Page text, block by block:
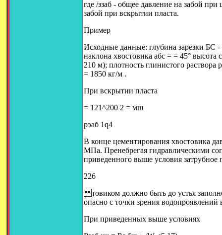
где /ззаб - общее давление на забой
забой при вскрытии пласта.
Пример
Исходные данные: глубина зарезки БС
наклона хвостовика абс = = 45° высота
210 м); плотность глинистого
= 1850 кг/м .
При вскрытии пласта
= 121^200 2 = мш
pэаб 1q4
В конце цементирования хвостовика
МПа. Пренебрегая гидравлическими
приведенного выше условия затрубное
226
товиком должно быть до устья
опасно с точки зрения водопроявлений
При приведенных выше условиях